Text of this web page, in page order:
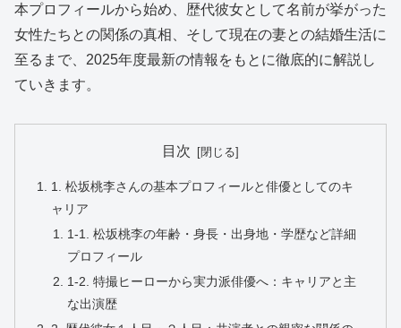
本プロフィールから始め、歴代彼女として名前が挙がった
女性たちとの関係の真相、そして現在の妻との結婚生活に
至るまで、2025年度最新の情報をもとに徹底的に解説し
ていきます。
目次
1. 松坂桃李さんの基本プロフィールと俳優としてのキ
ャリア
1-1. 松坂桃李の年齢・身長・出身地・学歴など詳細
プロフィール
1-2. 特撮ヒーローから実力派俳優へ：キャリアと主
な出演歴